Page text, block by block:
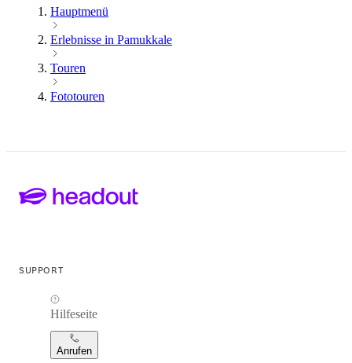
Hauptmenü
Erlebnisse in Pamukkale
Touren
Fototouren
SUPPORT
Hilfeseite
Anrufen